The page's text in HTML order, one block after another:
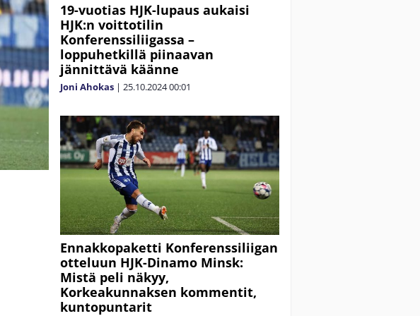
19-vuotias HJK-lupaus aukaisi
HJK:n voittotilin
Konferenssiliigassa –
loppuhetkillä piinaavan
jännittävä käänne
Joni Ahokas | 25.10.202400:01
Ennakkopaketti Konferenssiliigan
otteluun HJK-Dinamo Minsk:
Mistä peli näkyy,
Korkeakunnaksen kommentit,
kuntopuntarit